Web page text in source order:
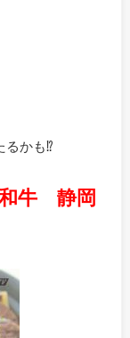
るかも⁉
和牛 静岡